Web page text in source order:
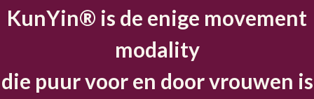
KunYin® is de enige movement
modality
die puur voor en door vrouwen is